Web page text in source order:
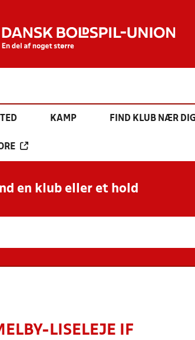
KAMP FIND KLUB NÆR DIG
en klub eller et hold
LISELEJE IF